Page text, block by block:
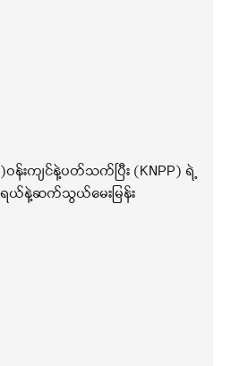
းကျင်နဲ့ပတ်သက်ပြီး (KNPP) ရဲ့
ရယ်နဲ့ဆက်သွယ်မေးမြန်း